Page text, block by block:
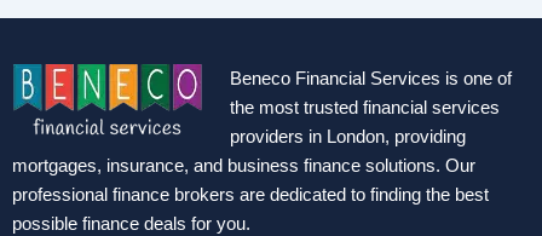
Beneco Financial Services is one of
the most trusted financial services
providers in London, providing
mortgages, insurance, and business finance solutions. Our
professional finance brokers are dedicated to finding the best
possible finance deals for you.